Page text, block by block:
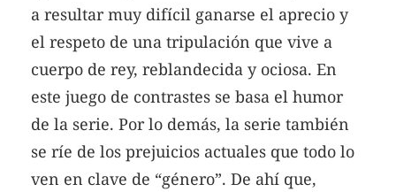
a resultar muy difícil ganarse el aprecio y
el respeto de una tripulación que vive a
cuerpo de rey, reblandecida y ociosa. En
este juego de contrastes se basa el humor
de la serie. Por lo demás, la serie también
se ríe de los prejuicios actuales que todo lo
ven en clave de “género”. De ahí que,